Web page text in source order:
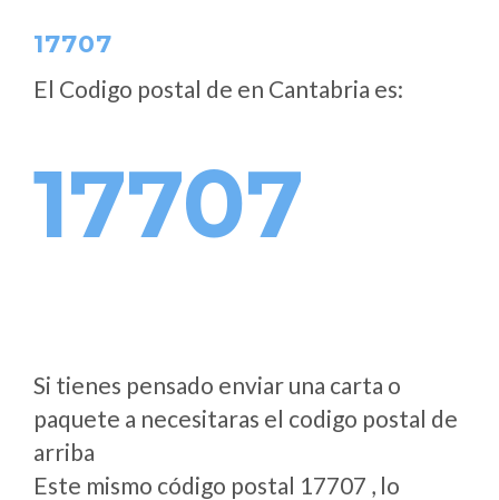
17707
El Codigo postal de en Cantabria es:
17707
Si tienes pensado enviar una carta o
paquete a necesitaras el codigo postal de
arriba
Este mismo código postal 17707 , lo